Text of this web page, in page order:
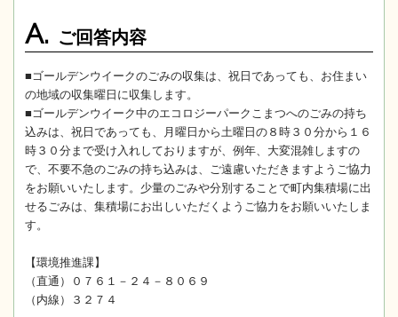
A. ご回答内容
■ゴールデンウイークのごみの収集は、祝日であっても、お住まい
の地域の収集曜日に収集します。
■ゴールデンウイーク中のエコロジーパークこまつへのごみの持ち
込みは、祝日であっても、月曜日から土曜日の８時３０分から１６
時３０分まで受け入れしておりますが、例年、大変混雑しますの
で、不要不急のごみの持ち込みは、ご遠慮いただきますようご協力
をお願いいたします。少量のごみや分別することで町内集積場に出
せるごみは、集積場にお出しいただくようご協力をお願いいたしま
す。
【環境推進課】
（直通）０７６１－２４－８０６９
（内線）３２７４